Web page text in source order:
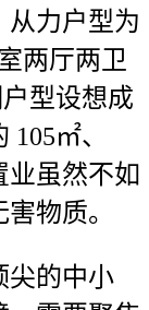
从力户型为
两厅两卫
型设想成
㎡、
业虽然不如
物质。
的中小